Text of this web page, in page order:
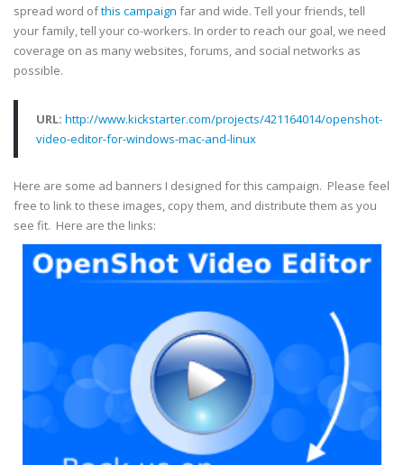
spread word ofthis campaign far and wide. Tell your friends, tell
your family, tell your co-workers. In order to reach our goal, we need
coverage on as many websites, forums, and social networks as
possible.
URL: http://www.kickstarter.com/projects/421164014/openshot-
video-editor-for-windows-mac-and-linux
Here are some ad banners I designed for this campaign. Please feel
free to link to these images, copy them, and distribute them as you
see fit. Here are the links: